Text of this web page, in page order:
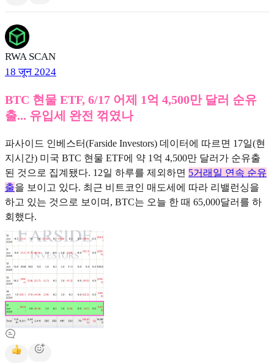
RWA SCAN
18 जून 2024
BTC 현물 ETF, 6/17 어제 1억 4,500만 달러 순유
출... 유입세 완전 꺾였나
파사이드 인베스터(Farside Investors) 데이터에 따르면 17일(현
지시간) 미국 BTC 현물 ETF에 약 1억 4,500만 달러가 순유출
된 것으로 집계됐다. 12일 하루를 제외하면 5거래일 연속 순유
출을 보이고 있다. 최근 비트코인 매도세에 따라 리밸런싱을
하고 있는 것으로 보이며, BTC는 오늘 한 때 65,000달러를 하
회했다.